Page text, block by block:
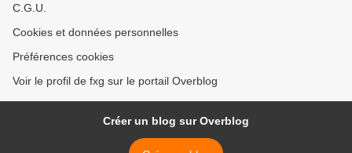
C.G.U.
Cookies et données personnelles
Préférences cookies
Voir le profil de fxg sur le portail Overblog
Créer un blog sur Overblog